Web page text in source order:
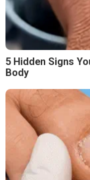
5 Hidden Signs
Body